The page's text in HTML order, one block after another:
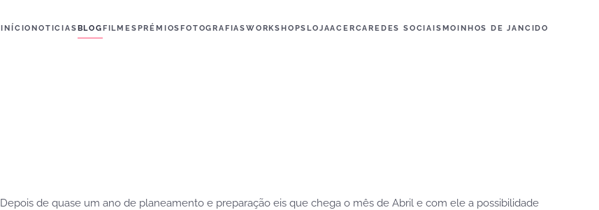
INÍCIONOTICIASBLOGFILMESPRÉMIOSFOTOGRAFIASWORKSHOPSLOJAACERCAREDES SOCIAISMOINHOS DE JANCIDO
Depois de quase um ano de planeamento e preparação eis que chega o mês de Abril e com ele a possibilidade